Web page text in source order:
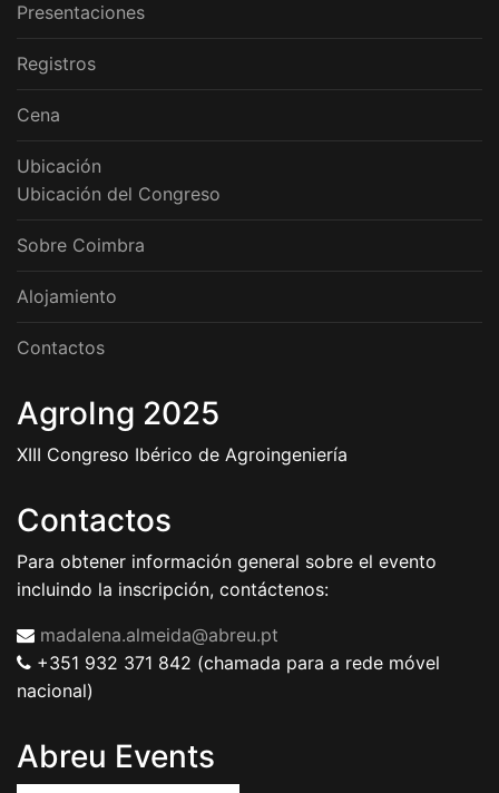
Presentaciones
Registros
Cena
Ubicación
Ubicación del Congreso
Sobre Coimbra
Alojamiento
Contactos
AgroIng 2025
XIII Congreso Ibérico de Agroingeniería
Contactos
Para obtener información general sobre el evento
incluindo la inscripción, contáctenos:
madalena.almeida@abreu.pt
+351 932 371 842 (chamada para a rede móvel
nacional)
Abreu Events